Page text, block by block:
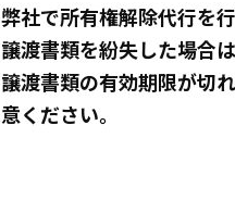
弊社で所有権解除代行を
譲渡書類を紛失した場合
譲渡書類の有効期限が切
意ください。